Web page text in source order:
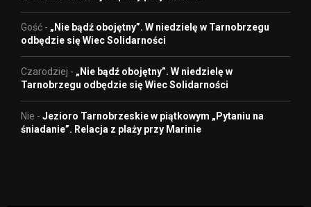
Gość - „Nie bądź obojętny”. W niedzielę w Tarnobrzegu
odbędzie się Wiec Solidarności
Czarodziej - „Nie bądź obojętny”. W niedzielę w
Tarnobrzegu odbędzie się Wiec Solidarności
Nie - Jezioro Tarnobrzeskie w piątkowym „Pytaniu na
śniadanie”. Relacja z plaży przy Marinie